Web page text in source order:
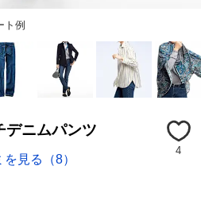
ト例
デニムパンツ
4
を見る（8）